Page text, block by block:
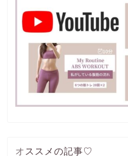
オススメの記事♡